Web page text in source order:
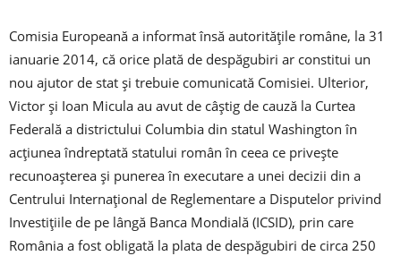
Comisia Europeană a informat însă autorităţile române, la 31
ianuarie 2014, că orice plată de despăgubiri ar constitui un
nou ajutor de stat şi trebuie comunicată Comisiei. Ulterior,
Victor și Ioan Micula au avut de câștig de cauză la Curtea
Federală a districtului Columbia din statul Washington în
acțiunea îndreptată statului român în ceea ce privește
recunoașterea și punerea în executare a unei decizii din a
Centrului Internațional de Reglementare a Disputelor privind
Investițiile de pe lângă Banca Mondială (ICSID), prin care
România a fost obligată la plata de despăgubiri de circa 250